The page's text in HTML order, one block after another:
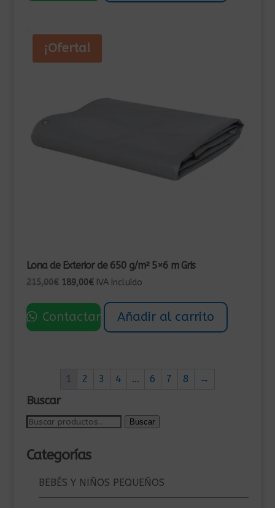
¡Oferta!
Lona de Exterior de 650 g/m² 5×6 m Gris
215,00€ El
original
189,00€El
actual
es:
IVA Incluído
Contactar Añadir al carrito
1 2 3 4 … 6 7 8 →
Buscar
Buscar
Buscar
Categorías
BEBÉS Y NIÑOS PEQUEÑOS